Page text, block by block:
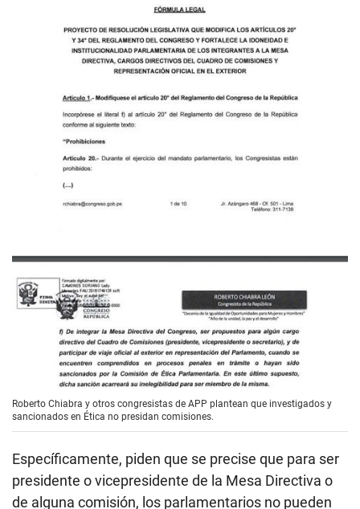
Roberto Chiabra y otros congresistas de APP plantean que investigados y
sancionados en Ética no presidan comisiones.
Específicamente, piden que se precise que para ser
presidente o vicepresidente de la Mesa Directiva o
de alguna comisión, los parlamentarios no pueden